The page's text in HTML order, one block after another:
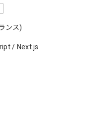
ンス)
/ Next.js